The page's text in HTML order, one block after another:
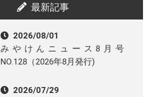
最新記事
2026/08/01
みやけんニュース8月号
NO.128（2026年8月発行)
2026/07/29